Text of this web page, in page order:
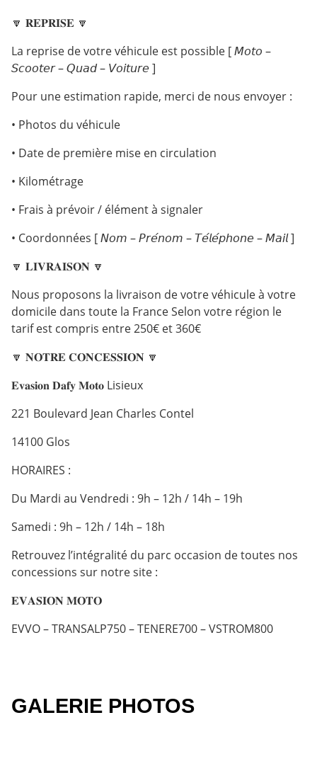
🔽 𝐑𝐄𝐏𝐑𝐈𝐒𝐄 🔽
La reprise de votre véhicule est possible [ 𝘔𝘰𝘵𝘰 –
𝘚𝘤𝘰𝘰𝘵𝘦𝘳 – 𝘘𝘶𝘢𝘥 – 𝘝𝘰𝘪𝘵𝘶𝘳𝘦 ]
Pour une estimation rapide, merci de nous envoyer :
• Photos du véhicule
• Date de première mise en circulation
• Kilométrage
• Frais à prévoir / élément à signaler
• Coordonnées [ 𝘕𝘰𝘮 – 𝘗𝘳𝘦́𝘯𝘰𝘮 – 𝘛𝘦́𝘭𝘦́𝘱𝘩𝘰𝘯𝘦 – 𝘔𝘢𝘪𝘭 ]
🔽 𝐋𝐈𝐕𝐑𝐀𝐈𝐒𝐎𝐍 🔽
Nous proposons la livraison de votre véhicule à votre
domicile dans toute la France Selon votre région le
tarif est compris entre 250€ et 360€
🔽 𝐍𝐎𝐓𝐑𝐄 𝐂𝐎𝐍𝐂𝐄𝐒𝐒𝐈𝐎𝐍 🔽
𝐄𝐯𝐚𝐬𝐢𝐨𝐧 𝐃𝐚𝐟𝐲 𝐌𝐨𝐭𝐨 Lisieux
221 Boulevard Jean Charles Contel
14100 Glos
HORAIRES :
Du Mardi au Vendredi : 9h – 12h / 14h – 19h
Samedi : 9h – 12h / 14h – 18h
Retrouvez l’intégralité du parc occasion de toutes nos
concessions sur notre site :
𝐄𝐕𝐀𝐒𝐈𝐎𝐍 𝐌𝐎𝐓𝐎
EVVO – TRANSALP750 – TENERE700 – VSTROM800
GALERIE PHOTOS